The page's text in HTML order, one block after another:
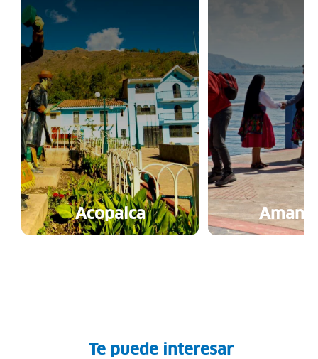
Acopalca
Te puede interesar